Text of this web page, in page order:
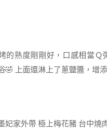
的熟度剛剛好，口感相當Ｑ
上面還淋上了蔥鹽醬，增